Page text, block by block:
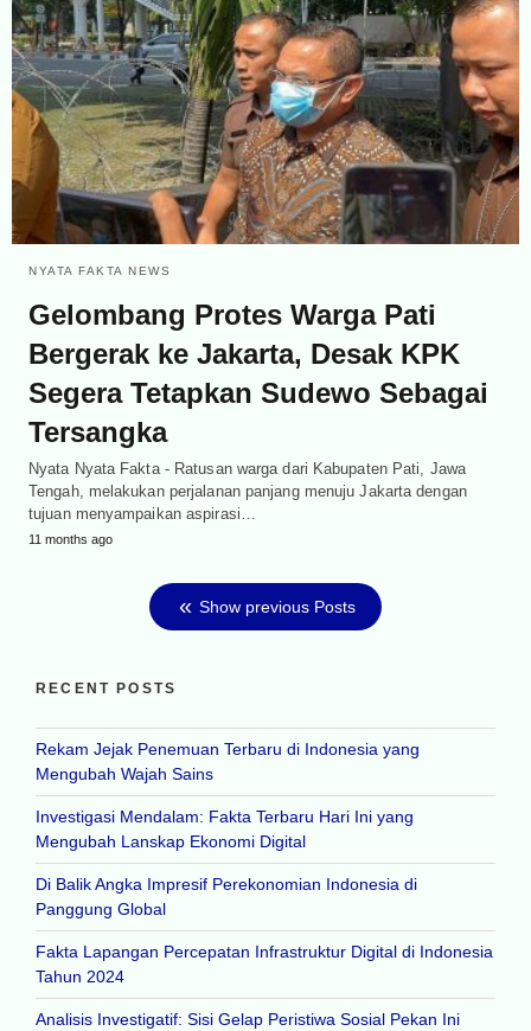
NYATA FAKTA NEWS
Gelombang Protes Warga Pati
Bergerak ke Jakarta, Desak KPK
Segera Tetapkan Sudewo Sebagai
Tersangka
Nyata Nyata Fakta - Ratusan warga dari Kabupaten Pati, Jawa
Tengah, melakukan perjalanan panjang menuju Jakarta dengan
tujuan menyampaikan aspirasi…
11 months ago
Show previous Posts
RECENT POSTS
Rekam Jejak Penemuan Terbaru di Indonesia yang
Mengubah Wajah Sains
Investigasi Mendalam: Fakta Terbaru Hari Ini yang
Mengubah Lanskap Ekonomi Digital
Di Balik Angka Impresif Perekonomian Indonesia di
Panggung Global
Fakta Lapangan Percepatan Infrastruktur Digital di Indonesia
Tahun 2024
Analisis Investigatif: Sisi Gelap Peristiwa Sosial Pekan Ini